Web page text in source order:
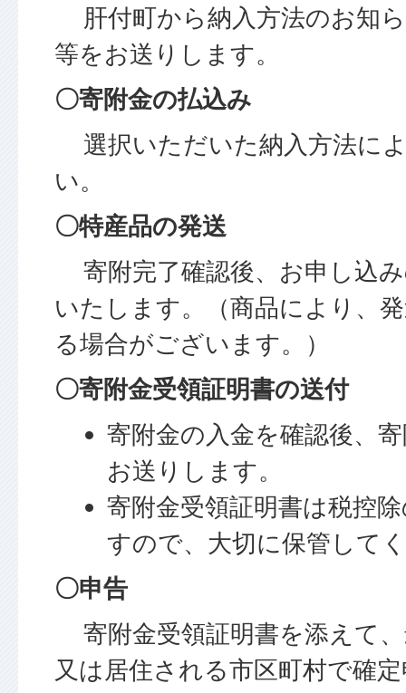
肝付町から納入方法のお知
等をお送りします。
〇寄附金の払込み
選択いただいた納入方法に
い。
〇特産品の発送
寄附完了確認後、お申し込
いたします。（商品により、
る場合がございます。）
〇寄附金受領証明書の送付
寄附金の入金を確認後、
お送りします。
寄附金受領証明書は税控
すので、大切に保管して
〇申告
寄附金受領証明書を添えて
又は居住される市区町村で確